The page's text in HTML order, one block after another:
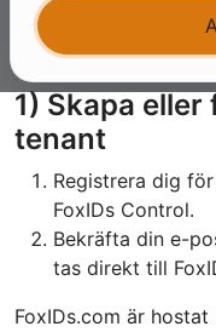
driftsättning
1) Skapa
tenant
Registrera dig
FoxIDs Control.
Bekräfta din e-
tas direkt till
FoxIDs.com är